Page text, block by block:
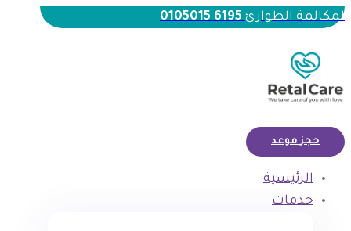
لمكالمة الطوارئ6195 0105015
حجز موعد
الرئيسية
خدمات